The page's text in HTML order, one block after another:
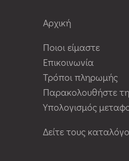
Αρχική
Ποιοι είμαστε
Επικοινωνία
Τρόποι πληρωμής
Παρακολουθήστε
Υπολογισμός
Δείτε τους